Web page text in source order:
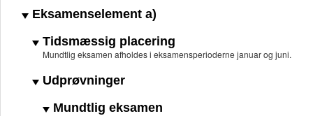
Eksamenselement a)
Tidsmæssig placering
Mundtlig eksamen afholdes i eksamensperioderne januar og juni.
Udprøvninger
Mundtlig eksamen